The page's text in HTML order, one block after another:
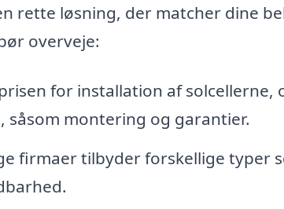
rette løsning, der matcher dine
overveje:
for installation af
såsom montering og garantier.
firmaer tilbyder forskellige typer